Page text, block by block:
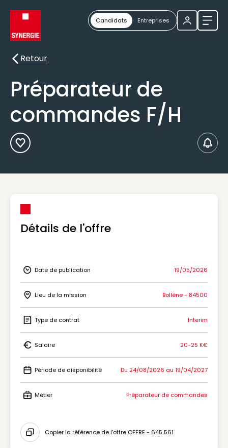
Candidats Entreprises
Retour
Retour
Préparateur de
commandes F/H
Ajouter aux Favoris
Détails de l'offre
Icon Date de publication
Date de publication 19/05/2026
Icon Lieu de la mission
Lieu de la mission Bollène - 84500
Icon Type de contrat
Type de contrat Interim
Icon Salaire
Salaire 20-25 K€
Icon Période de disponibilité
Période de disponibilité Du 24/08/2026 au 19/04/2027
Métier Préparateur de commandes
Icon copy to clipboard
Copier la référence de l'offre OFFRE - 645 561